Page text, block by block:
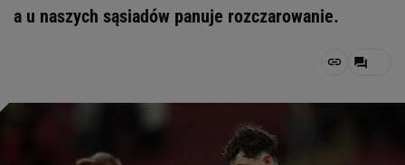
a u naszych sąsiadów panuje rozczarowanie.